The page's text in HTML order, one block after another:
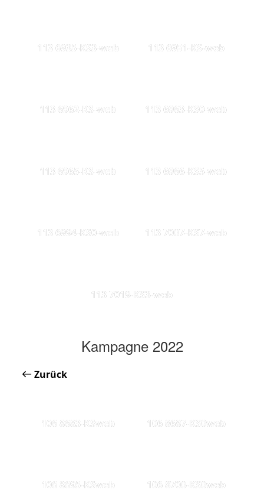
113 6935-KS3-web 113 6951-KS-web
113 6962-KS-web 113 6963-KS0-web
113 6965-KS-web 113 6966-KS5-web
113 6994-KS0-web 113 7007-KS7-web
113 7019-KS3-web
Kampagne 2022
Zurück
106 8683-KSweb 106 8687-KS0web
106 8695-KSweb 106 8700-KS0web